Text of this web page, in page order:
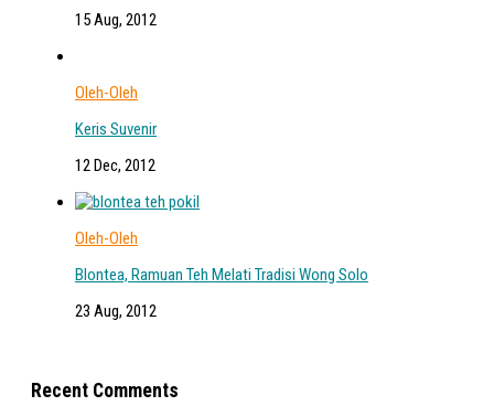
15 Aug, 2012
Oleh-Oleh
Keris Suvenir
12 Dec, 2012
Oleh-Oleh
Blontea, Ramuan Teh Melati Tradisi Wong Solo
23 Aug, 2012
Recent Comments